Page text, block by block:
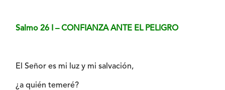
Salmo 26 I – CONFIANZA ANTE EL PELIGRO
El Señor es mi luz y mi salvación,
¿a quién temeré?